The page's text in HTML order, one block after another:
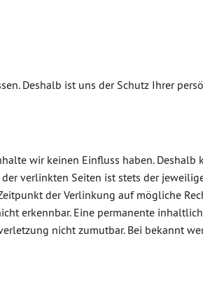
Deshalb ist uns der Schutz Ihrer
wir keinen Einfluss haben. Deshalb
verlinkten Seiten ist stets der
der Verlinkung auf mögliche
erkennbar. Eine permanente
nicht zumutbar. Bei bekannt